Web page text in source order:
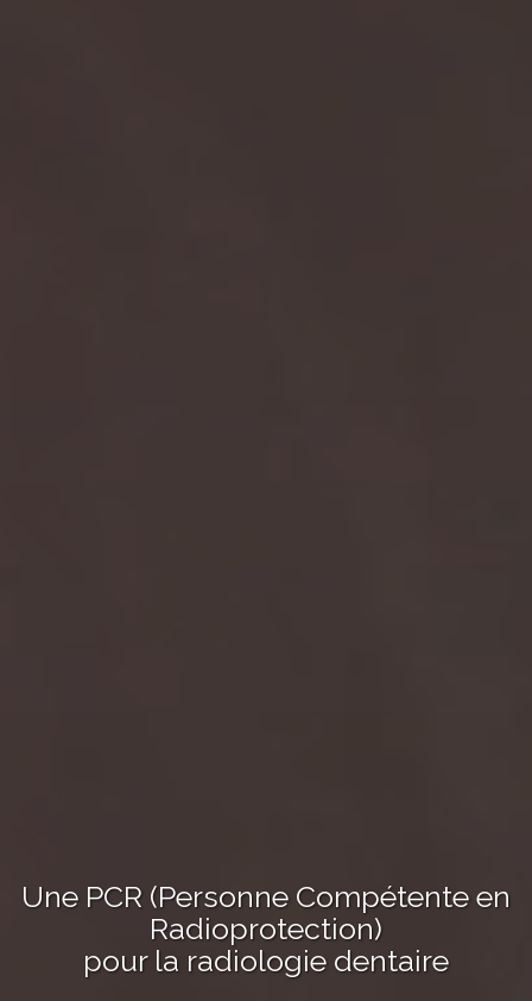
Une PCR (Personne Compétente en
Radioprotection)
pour la radiologie dentaire